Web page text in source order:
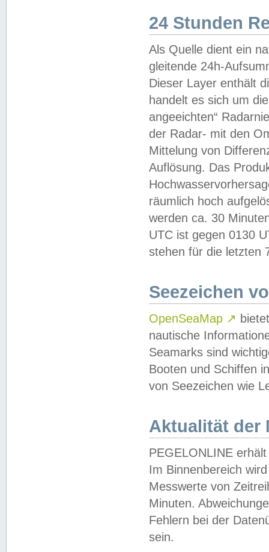
24 Stunden
Als Quelle dient ein
gleitende 24h-
Dieser Layer enthält
handelt es sich um
angeeichten“
der Radar- mit den
Mittelung von
Auflösung. Das
räumlich hoch
werden ca. 30
UTC ist gegen 0130
stehen für die letzten
Seezeichen
OpenSeaMap ↗
nautische
Seamarks sind
Booten und Schiffen
von Seezeichen wie
Aktualität der
PEGELONLINE
Im Binnenbereich
Messwerte von
Minuten.
Fehlern bei der
sein.